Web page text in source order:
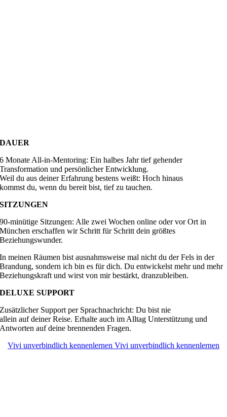
DAUER
6 Monate All-in-Mentoring: Ein halbes Jahr tief gehender
Transformation und persönlicher Entwicklung.
Weil du aus deiner Erfahrung bestens weißt: Hoch hinaus
kommst du, wenn du bereit bist, tief zu tauchen.
SITZUNGEN
90-minütige Sitzungen: Alle zwei Wochen online oder vor Ort in
München erschaffen wir Schritt für Schritt dein größtes
Beziehungswunder.
In meinen Räumen bist ausnahmsweise mal nicht du der Fels in der
Brandung, sondern ich bin es für dich. Du entwickelst mehr und mehr
Beziehungskraft und wirst von mir bestärkt, dranzubleiben.
DELUXE SUPPORT
Zusätzlicher Support per Sprachnachricht: Du bist nie
allein auf deiner Reise. Erhalte auch im Alltag Unterstützung und
Antworten auf deine brennenden Fragen.
Vivi unverbindlich kennenlernen Vivi unverbindlich kennenlernen